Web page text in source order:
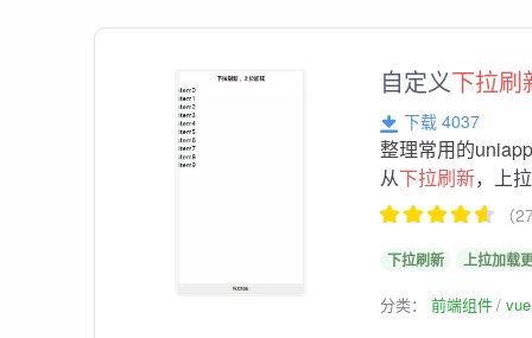
自定义下拉刷
下载 4037
整理常用的
从下拉刷新，上
（
下拉刷新 上拉加载
分类：前端组件